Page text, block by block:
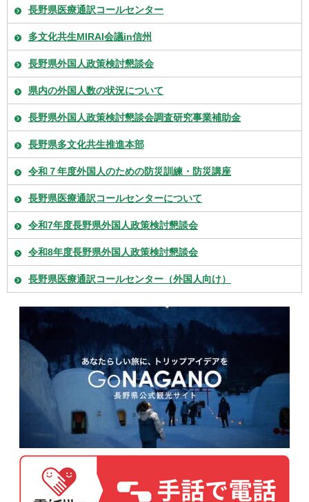
長野県医療通訳コールセンター
多文化共生MIRAI会議in信州
長野県外国人政策検討懇談会
県内の外国人数の状況について
長野県外国人政策検討懇談会調査研究事業補助金
長野県多文化共生推進本部
令和７年度外国人のための防災訓練・防災講座
長野県医療通訳コールセンターについて
令和7年度長野県外国人政策検討懇談会
令和8年度長野県外国人政策検討懇談会
長野県医療通訳コールセンター（外国人向け）